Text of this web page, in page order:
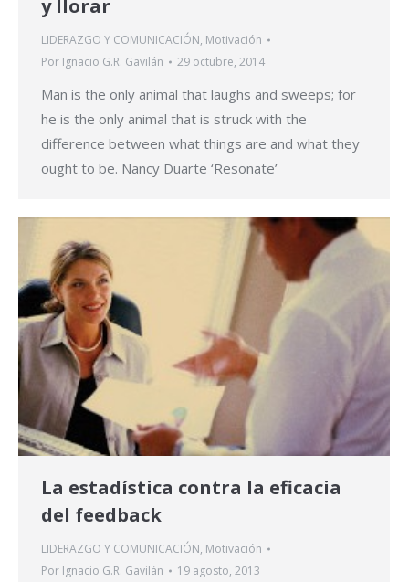
y llorar
LIDERAZGO Y COMUNICACIÓN, Motivación
Por Ignacio G.R. Gavilán 29 octubre, 2014
Man is the only animal that laughs and sweeps; for
he is the only animal that is struck with the
difference between what things are and what they
ought to be. Nancy Duarte ‘Resonate’
La estadística contra la eficacia
del feedback
LIDERAZGO Y COMUNICACIÓN, Motivación
Por Ignacio G.R. Gavilán 19 agosto, 2013